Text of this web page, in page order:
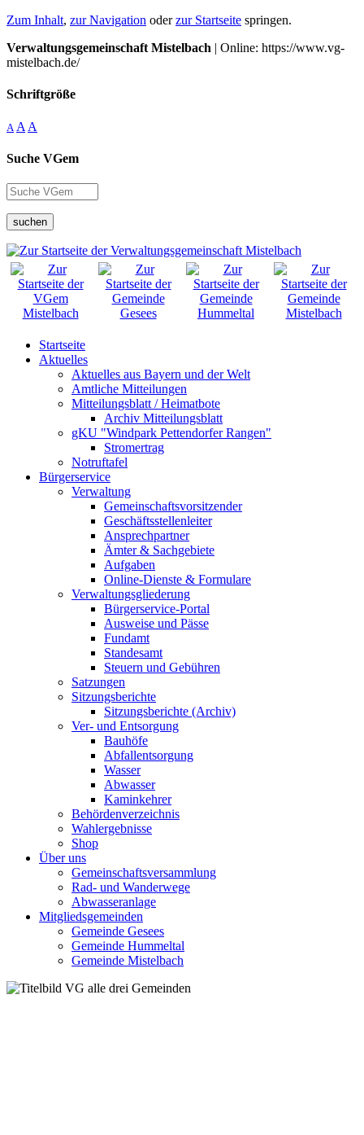
Zum Inhalt, zur Navigation oderzur Startseite springen.
Verwaltungsgemeinschaft Mistelbach | Online: https://www.vg-
mistelbach.de/
Schriftgröße
A A A
Suche VGem
suchen
Startseite
Aktuelles
Aktuelles aus Bayern und der Welt
Amtliche Mitteilungen
Mitteilungsblatt / Heimatbote
Archiv Mitteilungsblatt
gKU "Windpark Pettendorfer Rangen"
Stromertrag
Notruftafel
Bürgerservice
Verwaltung
Gemeinschaftsvorsitzender
Geschäftsstellenleiter
Ansprechpartner
Ämter & Sachgebiete
Aufgaben
Online-Dienste & Formulare
Verwaltungsgliederung
Bürgerservice-Portal
Ausweise und Pässe
Fundamt
Standesamt
Steuern und Gebühren
Satzungen
Sitzungsberichte
Sitzungsberichte (Archiv)
Ver- und Entsorgung
Bauhöfe
Abfallentsorgung
Wasser
Abwasser
Kaminkehrer
Behördenverzeichnis
Wahlergebnisse
Shop
Über uns
Gemeinschaftsversammlung
Rad- und Wanderwege
Abwasseranlage
Mitgliedsgemeinden
Gemeinde Gesees
Gemeinde Hummeltal
Gemeinde Mistelbach